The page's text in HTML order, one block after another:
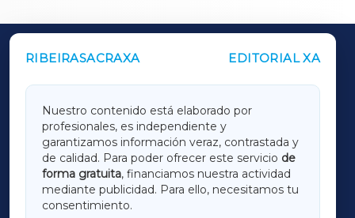
RIBEIRASACRAXA EDITORIAL XA
Nuestro contenido está elaborado por
profesionales, es independiente y
garantizamos información veraz, contrastada y
de calidad. Para poder ofrecer este servicio de
forma gratuita, financiamos nuestra actividad
mediante publicidad. Para ello, necesitamos tu
consentimiento.
OUTROS PERIÓDICOS
LUGOXA
TERRACHAXA